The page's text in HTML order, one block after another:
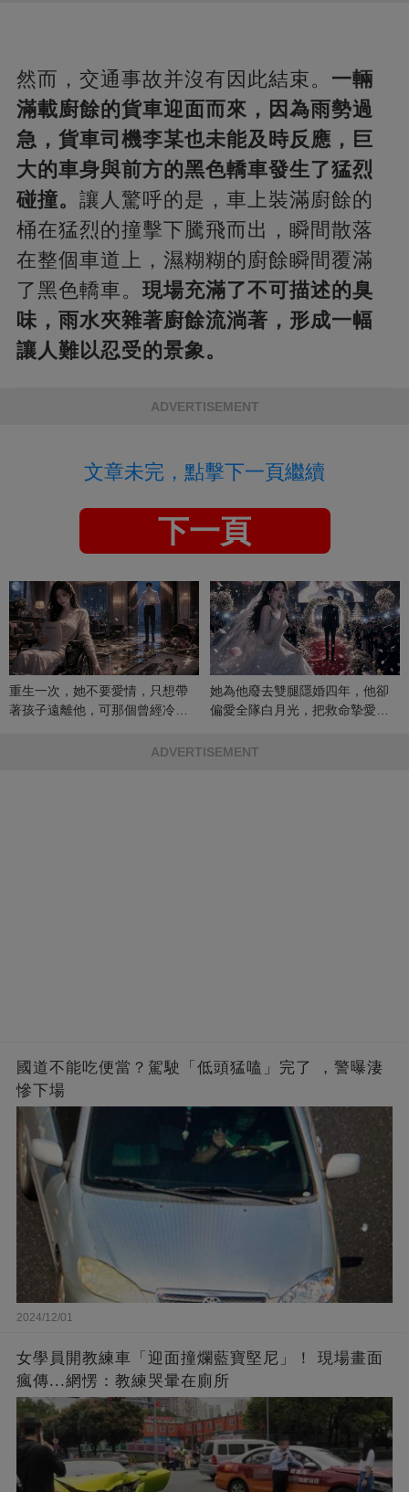
然而，交通事故并沒有因此結束。 一輛
滿載廚餘的貨車迎面而來，因為雨勢過
急，貨車司機李某也未能及時反應，巨
大的車身與前方的黑色轎車發生了猛烈
碰撞。 讓人驚呼的是，車上裝滿廚餘的
桶在猛烈的撞擊下騰飛而出，瞬間散落
在整個車道上，濕糊糊的廚餘瞬間覆滿
了黑色轎車。 現場充滿了不可描述的臭
味，雨水夾雜著廚餘流淌著，形成一幅
讓人難以忍受的景象。
ADVERTISEMENT
文章未完，點擊下一頁繼續
下一頁
重生一次，她不要愛情，只想帶
著孩子遠離他，可那個曾經冷漠
她為他廢去雙腿隱婚四年，他卻
偏愛全隊白月光，把救命摯愛當
ADVERTISEMENT
國道不能吃便當？駕駛「低頭猛嗑」完了 ，警曝淒
慘下場
2024/12/01
女學員開教練車「迎面撞爛藍寶堅尼」！ 現場畫面
瘋傳...網愣：教練哭暈在廁所